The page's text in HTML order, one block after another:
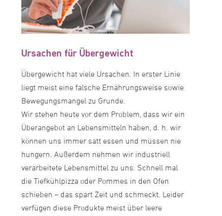
Ursachen für Übergewicht
Übergewicht hat viele Ursachen. In erster Linie
liegt meist eine falsche Ernährungsweise sowie
Bewegungsmangel zu Grunde.
Wir stehen heute vor dem Problem, dass wir ein
Überangebot an Lebensmitteln haben, d. h. wir
können uns immer satt essen und müssen nie
hungern. Außerdem nehmen wir industriell
verarbeitete Lebensmittel zu uns. Schnell mal
die Tiefkühlpizza oder Pommes in den Ofen
schieben – das spart Zeit und schmeckt. Leider
verfügen diese Produkte meist über leere